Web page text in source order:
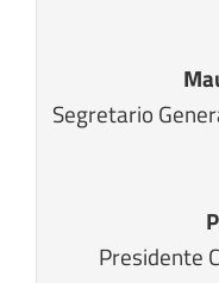
Segretario
Presidente